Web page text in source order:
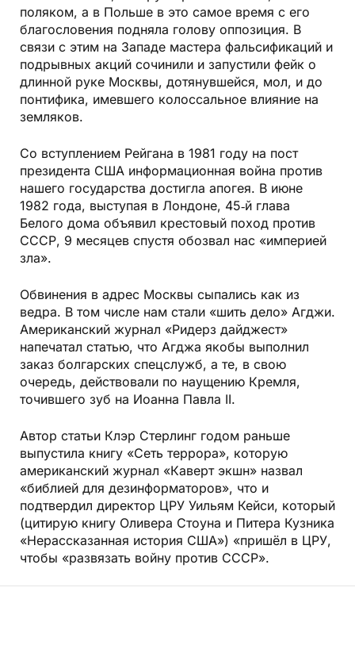
поляком, а в Польше в это самое время с его
благословения подняла голову оппозиция. В
связи с этим на Западе мастера фальсификаций и
подрывных акций сочинили и запустили фейк о
длинной руке Москвы, дотянувшейся, мол, и до
понтифика, имевшего колоссальное влияние на
земляков.
Cо вступлением Рейгана в 1981 году на пост
президента США информационная война против
нашего государства достигла апогея. В июне
1982 года, выступая в Лондоне, 45‑й глава
Белого дома объявил крестовый поход против
СССР, 9 месяцев спустя обозвал нас «империей
зла».
Обвинения в адрес Москвы сыпались как из
ведра. В том числе нам стали «шить дело» Агджи.
Американский журнал «Ридерз дайджест»
напечатал статью, что Агджа якобы выполнил
заказ болгарских спецслужб, а те, в свою
очередь, действовали по наущению Кремля,
точившего зуб на Иоанна Павла II.
Автор статьи Клэр Стерлинг годом раньше
выпустила книгу «Сеть террора», которую
американский журнал «Каверт экшн» назвал
«библией для дезинформаторов», что и
подтвердил директор ЦРУ Уильям Кейси, который
(цитирую книгу Оливера Стоуна и Питера Кузника
«Нерассказанная история США») «пришёл в ЦРУ,
чтобы «развязать войну против СССР».